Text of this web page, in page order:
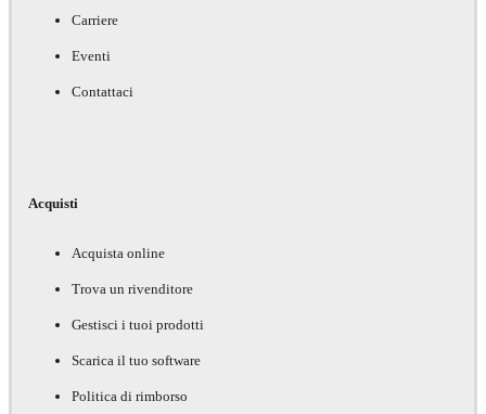
Carriere
Eventi
Contattaci
Acquisti
Acquista online
Trova un rivenditore
Gestisci i tuoi prodotti
Scarica il tuo software
Politica di rimborso